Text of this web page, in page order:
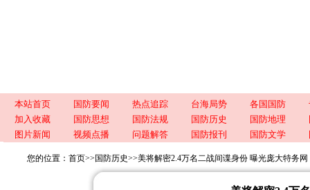
本站首页 国防要闻 热点追踪 台海局势 各国国防
加入收藏
国防思想 国防法规 国防历史 国防地理
图片新闻
视频点播 问题解答 国防报刊 国防文学
您的位置： 首页>> 国防历史>>美将解密2.4万名二战间谍身份 曝光庞大特务网